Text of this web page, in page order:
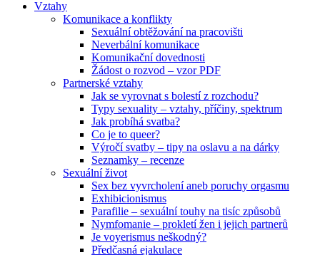
Vztahy
Komunikace a konflikty
Sexuální obtěžování na pracovišti
Neverbální komunikace
Komunikační dovednosti
Žádost o rozvod – vzor PDF
Partnerské vztahy
Jak se vyrovnat s bolestí z rozchodu?
Typy sexuality – vztahy, příčiny, spektrum
Jak probíhá svatba?
Co je to queer?
Výročí svatby – tipy na oslavu a na dárky
Seznamky – recenze
Sexuální život
Sex bez vyvrcholení aneb poruchy orgasmu
Exhibicionismus
Parafilie – sexuální touhy na tisíc způsobů
Nymfomanie – prokletí žen i jejich partnerů
Je voyerismus neškodný?
Předčasná ejakulace